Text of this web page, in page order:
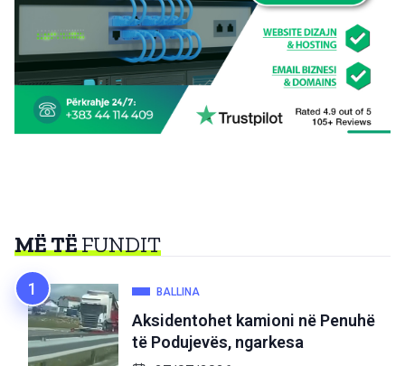
MË TËFUNDIT
BALLINA
Aksidentohet kamioni në Penuhë
të Podujevës, ngarkesa